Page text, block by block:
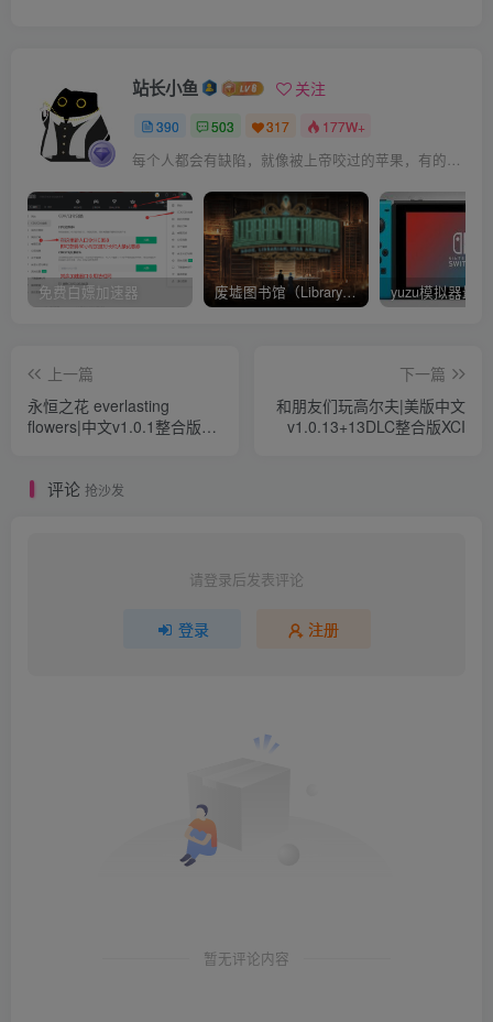
站长小鱼 关注
390 503 317 177W+
每个人都会有缺陷，就像被上帝咬过的苹果，有的人缺陷比较大，正是因为上帝特别喜欢他的芬芳
免费白嫖加速器 废墟图书馆（Library Of Ruina）v1.1.0.6a13 官中 附yuzu模拟器 本体+1.0.3升补
上一篇
永恒之花 everlasting
flowers|中文v1.0.1整合版
下一篇
和朋友们玩高尔夫|美版中文
v1.0.13+13DLC整合版XCI
评论 抢沙发
请登录后发表评论
登录 注册
暂无评论内容